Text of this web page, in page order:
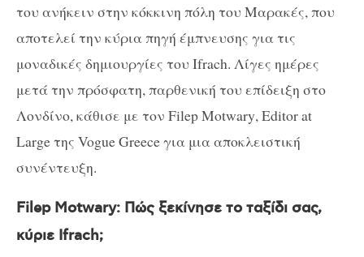
του ανήκειν στην κόκκινη πόλη του Μαρακές, που
αποτελεί την κύρια πηγή έμπνευσης για τις
μοναδικές δημιουργίες του Ifrach. Λίγες ημέρες
μετά την πρόσφατη, παρθενική του επίδειξη στο
Λονδίνο, κάθισε με τον Filep Motwary, Editor at
Largeτης Vogue Greeceγια μια αποκλειστική
συνέντευξη.
Filep Motwary: Πώς ξεκίνησε το ταξίδι σας,
κύριε Ifrach;